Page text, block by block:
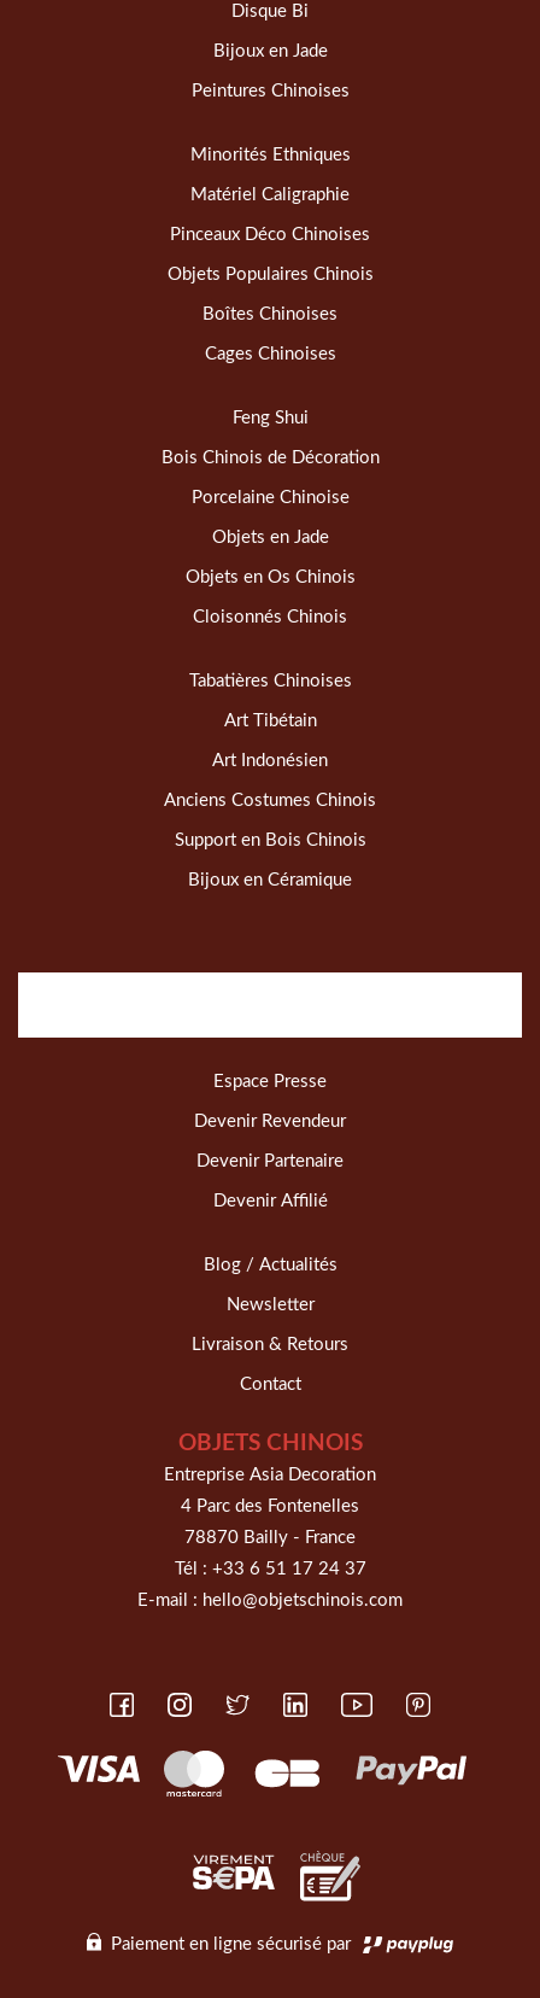
Disque Bi
Bijoux en Jade
Peintures Chinoises
Minorités Ethniques
Matériel Caligraphie
Pinceaux Déco Chinoises
Objets Populaires Chinois
Boîtes Chinoises
Cages Chinoises
Feng Shui
Bois Chinois de Décoration
Porcelaine Chinoise
Objets en Jade
Objets en Os Chinois
Cloisonnés Chinois
Tabatières Chinoises
Art Tibétain
Art Indonésien
Anciens Costumes Chinois
Support en Bois Chinois
Bijoux en Céramique
Espace Presse
Devenir Revendeur
Devenir Partenaire
Devenir Affilié
Blog / Actualités
Newsletter
Livraison & Retours
Contact
OBJETS CHINOIS
Entreprise Asia Decoration
4 Parc des Fontenelles
78870 Bailly - France
Tél : +33 6 51 17 24 37
E-mail : hello@objetschinois.com
Paiement en ligne sécurisé par